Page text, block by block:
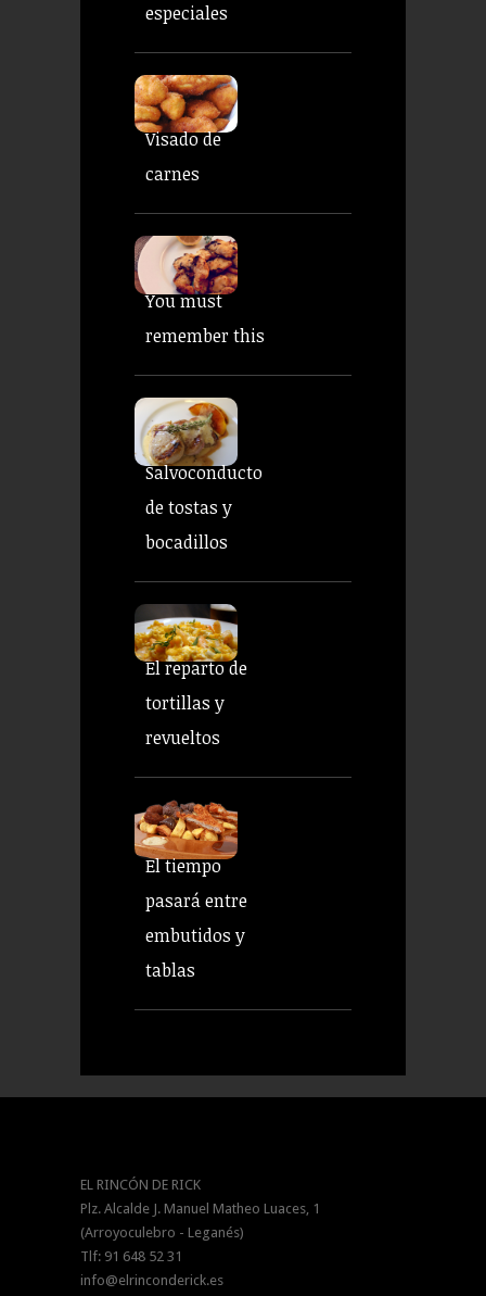
especiales
Visado de
carnes
You must
remember this
Salvoconducto
de tostas y
bocadillos
El reparto de
tortillas y
revueltos
El tiempo
pasará entre
embutidos y
tablas
EL RINCÓN DE RICK
Plz. Alcalde J. Manuel Matheo Luaces, 1
(Arroyoculebro - Leganés)
Tlf: 91 648 52 31
info@elrinconderick.es